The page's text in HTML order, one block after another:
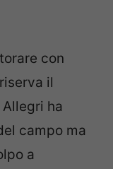
con
il
ha
campo ma
a